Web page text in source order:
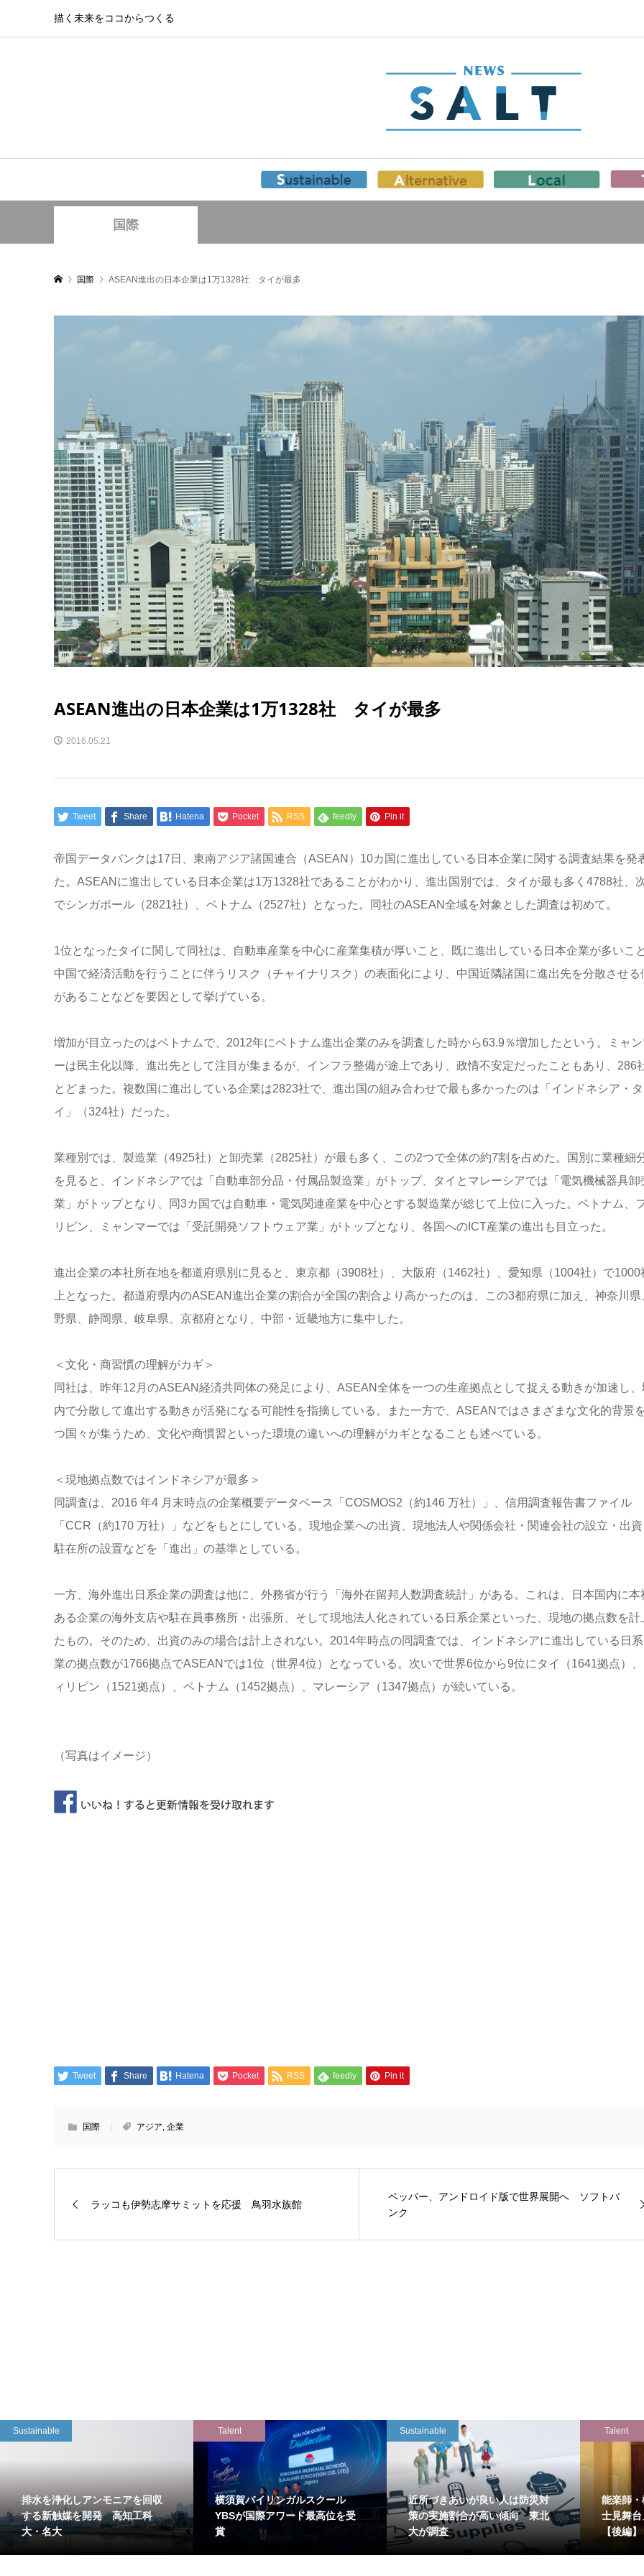
描く未来をココからつくる
国際
国際 ASEAN進出の日本企業は1万1328社 タイが最多
ASEAN進出の日本企業は1万1328社 タイが最多
2016.05.21
Tweet Share Hatena Pocket RSS feedly Pin it
帝国データバンクは17日、東南アジア諸国連合（ASEAN）10カ国に進出している日本企業に関する調査結果を発
た。ASEANに進出している日本企業は1万1328社であることがわかり、進出国別では、タイが最も多く4788社、
でシンガポール（2821社）、ベトナム（2527社）となった。同社のASEAN全域を対象とした調査は初めて。
1位となったタイに関して同社は、自動車産業を中心に産業集積が厚いこと、既に進出している日本企業が多いこと
中国で経済活動を行うことに伴うリスク（チャイナリスク）の表面化により、中国近隣諸国に進出先を分散させる
があることなどを要因として挙げている。
増加が目立ったのはベトナムで、2012年にベトナム進出企業のみを調査した時から63.9％増加したという。ミャン
ーは民主化以降、進出先として注目が集まるが、インフラ整備が途上であり、政情不安定だったこともあり、286
とどまった。複数国に進出している企業は2823社で、進出国の組み合わせで最も多かったのは「インドネシア・タ
イ」（324社）だった。
業種別では、製造業（4925社）と卸売業（2825社）が最も多く、この2つで全体の約7割を占めた。国別に業種細
を見ると、インドネシアでは「自動車部分品・付属品製造業」がトップ、タイとマレーシアでは「電気機械器具卸
業」がトップとなり、同3カ国では自動車・電気関連産業を中心とする製造業が総じて上位に入った。ベトナム、
リピン、ミャンマーでは「受託開発ソフトウェア業」がトップとなり、各国へのICT産業の進出も目立った。
進出企業の本社所在地を都道府県別に見ると、東京都（3908社）、大阪府（1462社）、愛知県（1004社）で1000
上となった。都道府県内のASEAN進出企業の割合が全国の割合より高かったのは、この3都府県に加え、神奈川県
野県、静岡県、岐阜県、京都府となり、中部・近畿地方に集中した。
＜文化・商習慣の理解がカギ＞
同社は、昨年12月のASEAN経済共同体の発足により、ASEAN全体を一つの生産拠点として捉える動きが加速し、
内で分散して進出する動きが活発になる可能性を指摘している。また一方で、ASEANではさまざまな文化的背景
つ国々が集うため、文化や商慣習といった環境の違いへの理解がカギとなることも述べている。
＜現地拠点数ではインドネシアが最多＞
同調査は、2016 年4 月末時点の企業概要データベース「COSMOS2（約146 万社）」、信用調査報告書ファイル
「CCR（約170 万社）」などをもとにしている。現地企業への出資、現地法人や関係会社・関連会社の設立・出資
駐在所の設置などを「進出」の基準としている。
一方、海外進出日系企業の調査は他に、外務省が行う「海外在留邦人数調査統計」がある。これは、日本国内に本
ある企業の海外支店や駐在員事務所・出張所、そして現地法人化されている日系企業といった、現地の拠点数を計
たもの。そのため、出資のみの場合は計上されない。2014年時点の同調査では、インドネシアに進出している日
業の拠点数が1766拠点でASEANでは1位（世界4位）となっている。次いで世界6位から9位にタイ（1641拠点）、
ィリピン（1521拠点）、ベトナム（1452拠点）、マレーシア（1347拠点）が続いている。
（写真はイメージ）
Tweet Share Hatena Pocket RSS feedly Pin it
国際 アジア 企業
ラッコも伊勢志摩サミットを応援 鳥羽水族館
ペッパー、アンドロイド版で世界展開へ ソフトバ
ンク
Sustainable
排水を浄化しアンモニアを回収
する新触媒を開発 高知工科
大・名大
Talent
横須賀バイリンガルスクール
YBSが国際アワード最高位を受
賞
Sustainable
近所づきあいが良い人は防災対
策の実施割合が高い傾向 東北
大が調査
Talent
能楽師
士見舞
【後編】